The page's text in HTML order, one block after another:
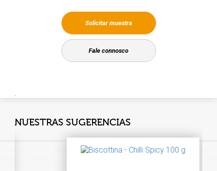
Solicitar muestra
Fale connosco
.
NUESTRAS SUGERENCIAS